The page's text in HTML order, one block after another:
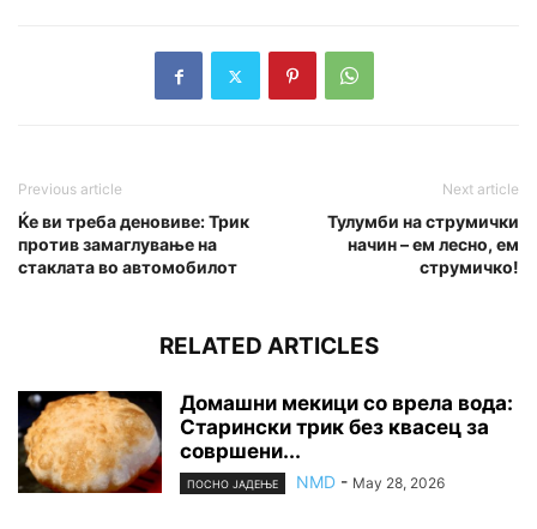
Previous article
Ќе ви треба деновиве: Трик
против замаглување на
стаклата во автомобилот
Next article
Тулумби на струмички
начин – ем лесно, ем
струмичко!
RELATED ARTICLES
Домашни мекици со врела вода:
Старински трик без квасец за
совршени...
ПОСНО ЈАДЕЊЕ NMD - May 28, 2026